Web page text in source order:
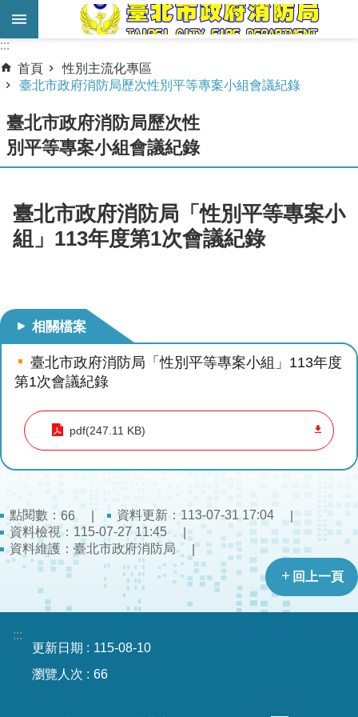
跳到主要內容區塊
進
階
尋
業
服
務
介
宣
導
教
下
民
力
園
地
府
資
:::
:::
首頁
性別主流化專區
臺北市政府消防局歷次性別平等專案小組會議紀錄
臺北市政府消防局歷次性
別平等專案小組會議紀錄
臺北市政府消防局「性別平等專案小
組」113年度第1次會議紀錄
相關檔案
臺北市政府消防局「性別平等專案小組」113年度
第1次會議紀錄
pdf(247.11 KB)
點閱數： 66
資料更新：113-07-31 17:04
資料檢視：115-07-27 11:45
資料維護：臺北市政府消防局
回上一頁
:::
更新日期
115-08-10
瀏覽人次
66